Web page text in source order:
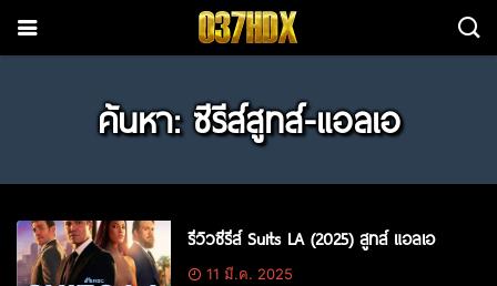
ค้นหา: ซีรีส์สูทส์-แอลเอ
รีวิวซีรีส์ Suits LA (2025) สูทส์ แอลเอ
11 มี.ค. 2025